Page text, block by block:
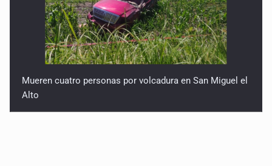
Mueren cuatro personas por volcadura en San Miguel el
Alto